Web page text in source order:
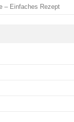
– Einfaches Rezept